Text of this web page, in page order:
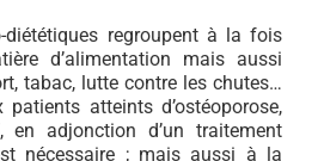
diététiques regroupent à la fois
d’alimentation mais aussi
tabac, lutte contre les chutes…
atteints d’ostéoporose,
adjonction d’un traitement
nécessaire ; mais aussi à la